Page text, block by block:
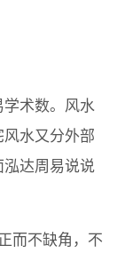
术数。风水
水又分外部
达周易说说
而不缺角，不